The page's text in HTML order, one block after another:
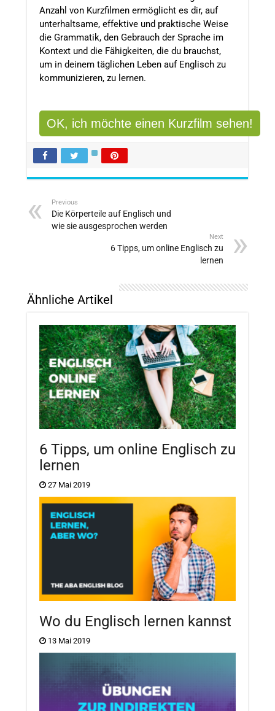
Anzahl von Kurzfilmen ermöglicht es dir, auf
unterhaltsame, effektive und praktische Weise
die Grammatik, den Gebrauch der Sprache im
Kontext und die Fähigkeiten, die du brauchst,
um in deinem täglichen Leben auf Englisch zu
kommunizieren, zu lernen.
OK, ich möchte einen Kurzfilm sehen!
Previous
Die Körperteile auf Englisch und
wie sie ausgesprochen werden
Next
6 Tipps, um online Englisch zu
lernen
Ähnliche Artikel
6 Tipps, um online Englisch zu
lernen
27 Mai 2019
Wo du Englisch lernen kannst
13 Mai 2019